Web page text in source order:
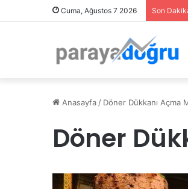
Cuma, Ağustos 7 2026 Son
Anasayfa / Döner Dükkanı Açma
Döner